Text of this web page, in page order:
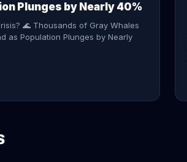
Plunges by Nearly 40%
🌊 Thousands of Gray Whales
as Population Plunges by Nearly